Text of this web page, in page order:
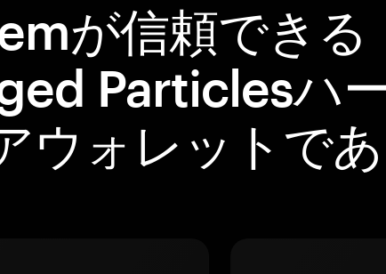
が信頼できる
Particlesハ
ウォレットで